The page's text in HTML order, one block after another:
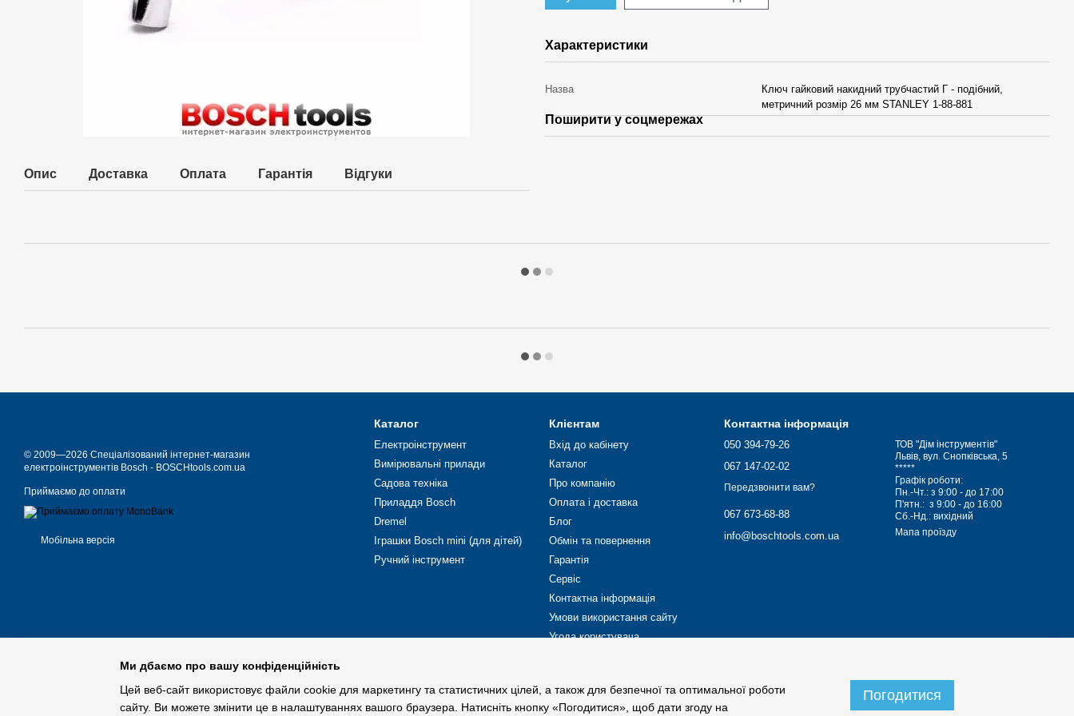
Опис Доставка Оплата Гарантія Відгуки
Характеристики
Назва
Ключ гайковий накидний трубчастий Г - подібний,
метричний розмір 26 мм STANLEY 1-88-881
Поширити у соцмережах
© 2009—2026 Спеціалізований інтернет-магазин
електроінструментів Bosch - BOSCHtools.com.ua
Приймаємо до оплати
Мобільна версія
Каталог
Електроінструмент
Вимірювальні прилади
Садова техніка
Приладдя Bosch
Dremel
Іграшки Bosch mini (для дітей)
Ручний інструмент
Клієнтам
Вхід до кабінету
Каталог
Про компанію
Оплата і доставка
Блог
Обмін та повернення
Гарантія
Сервіс
Контактна інформація
Умови використання сайту
Угода користувача
Контактна інформація
050 394-79-26
067 147-02-02
Передзвонити вам?
067 673-68-88
info@boschtools.com.ua
ТОВ "Дім інструментів"
Львів, вул. Снопківська, 5
*****
Графік роботи:
Пн.-Чт.: з 9:00 - до 17:00
П'ятн.: з 9:00 - до 16:00
Сб.-Нд.: вихідний
Мапа проїзду
Ми дбаємо про вашу конфіденційність
Цей веб-сайт використовує файли cookie для маркетингу та статистичних цілей, а також для безпечної та оптимальної роботи
сайту. Ви можете змінити це в налаштуваннях вашого браузера. Натисніть кнопку «Погодитися», щоб дати згоду на
Погодитися